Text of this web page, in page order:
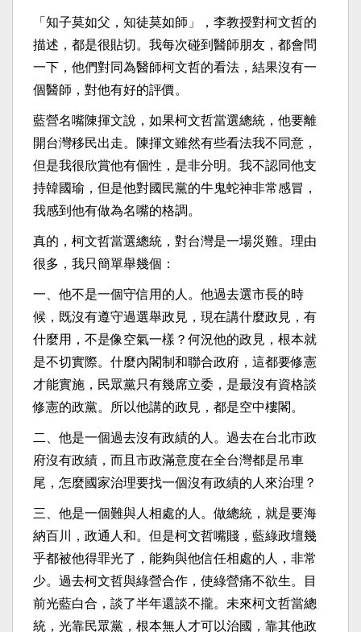
「知子莫如父，知徒莫如師」，李教授對柯文哲的
描述，都是很貼切。我每次碰到醫師朋友，都會問
一下，他們對同為醫師柯文哲的看法，結果沒有一
個醫師，對他有好的評價。
藍營名嘴陳揮文說，如果柯文哲當選總統，他要離
開台灣移民出走。陳揮文雖然有些看法我不同意，
但是我很欣賞他有個性，是非分明。我不認同他支
持韓國瑜，但是他對國民黨的牛鬼蛇神非常感冒，
我感到他有做為名嘴的格調。
真的，柯文哲當選總統，對台灣是一場災難。理由
很多，我只簡單舉幾個：
一、他不是一個守信用的人。他過去選市長的時
候，既沒有遵守過選舉政見，現在講什麼政見，有
什麼用，不是像空氣一樣？何況他的政見，根本就
是不切實際。什麼內閣制和聯合政府，這都要修憲
才能實施，民眾黨只有幾席立委，是最沒有資格談
修憲的政黨。所以他講的政見，都是空中樓閣。
二、他是一個過去沒有政績的人。過去在台北市政
府沒有政績，而且市政滿意度在全台灣都是吊車
尾，怎麼國家治理要找一個沒有政績的人來治理？
三、他是一個難與人相處的人。做總統，就是要海
納百川，政通人和。但是柯文哲嘴賤，藍綠政壇幾
乎都被他得罪光了，能夠與他信任相處的人，非常
少。過去柯文哲與綠營合作，使綠營痛不欲生。目
前光藍白合，談了半年還談不攏。未來柯文哲當總
統，光靠民眾黨，根本無人才可以治國，靠其他政